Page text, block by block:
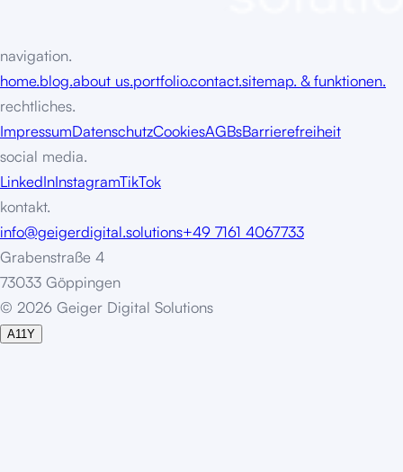
navigation.
home.blog.about us.portfolio.contact.sitemap. & funktionen.
rechtliches.
ImpressumDatenschutzCookiesAGBsBarrierefreiheit
social media.
LinkedInInstagramTikTok
kontakt.
info@geigerdigital.solutions+49 7161 4067733
Grabenstraße 4
73033 Göppingen
© 2026 Geiger Digital Solutions
A11Y